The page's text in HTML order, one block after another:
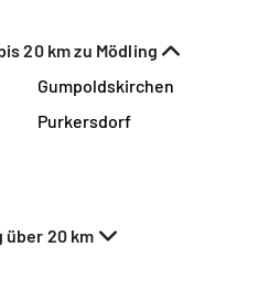
20 km zu Mödling
Gumpoldskirchen
Purkersdorf
20 km